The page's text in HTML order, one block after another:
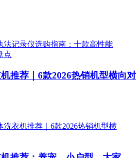
推荐｜6款2026热销机型横向对